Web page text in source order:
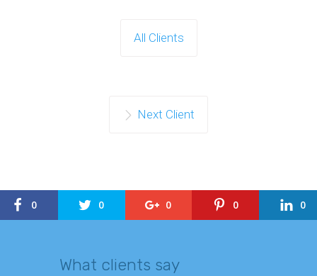
All Clients
Next Client
0 0 0 0 0
What clients say